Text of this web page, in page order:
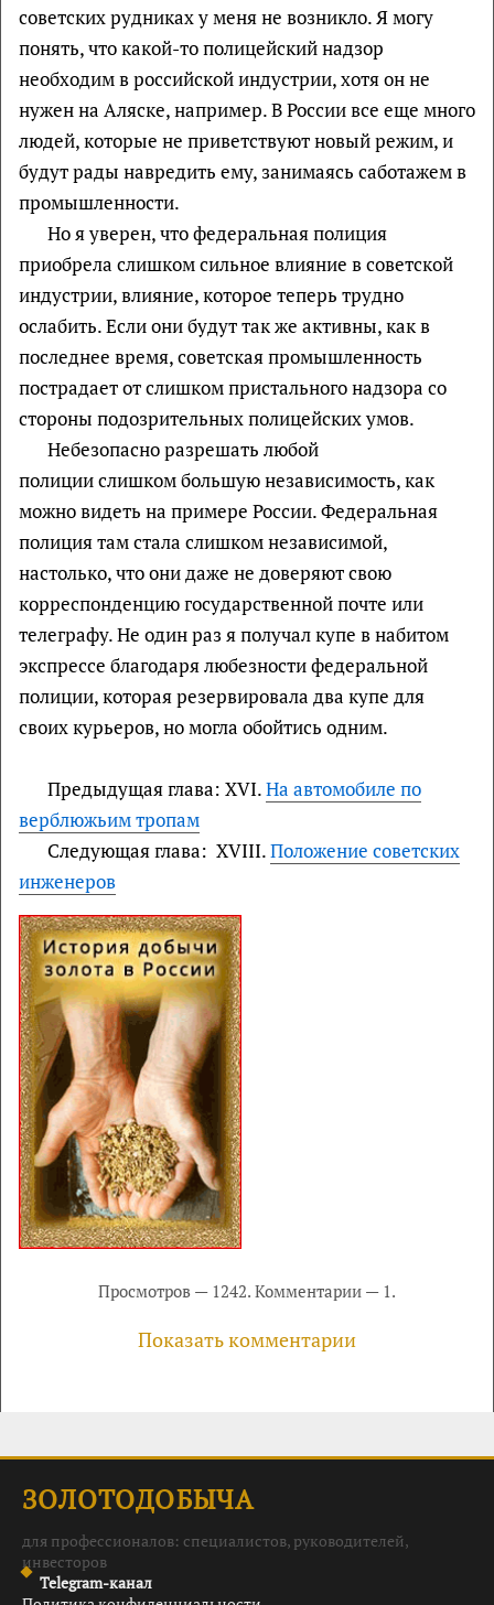
советских рудниках у меня не возникло. Я могу
понять, что какой-то полицейский надзор
необходим в российской индустрии, хотя он не
нужен на Аляске, например. В России все еще много
людей, которые не приветствуют новый режим, и
будут рады навредить ему, занимаясь саботажем в
промышленности.
Но я уверен, что федеральная полиция
приобрела слишком сильное влияние в советской
индустрии, влияние, которое теперь трудно
ослабить. Если они будут так же активны, как в
последнее время, советская промышленность
пострадает от слишком пристального надзора со
стороны подозрительных полицейских умов.
Небезопасно разрешать любой
полиции слишком большую независимость, как
можно видеть на примере России. Федеральная
полиция там стала слишком независимой,
настолько, что они даже не доверяют свою
корреспонденцию государственной почте или
телеграфу. Не один раз я получал купе в набитом
экспрессе благодаря любезности федеральной
полиции, которая резервировала два купе для
своих курьеров, но могла обойтись одним.
Предыдущая глава: XVI.На автомобиле по
верблюжьим тропам
Следующая глава: XVIII.Положение советских
инженеров
Просмотров — 1242. Комментарии — 1.
Показать комментарии
ЗОЛОТОДОБЫЧА
для профессионалов: специалистов, руководителей,
инвесторов
Telegram-канал